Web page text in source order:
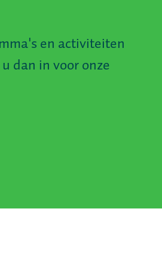
en activiteiten
dan in voor onze